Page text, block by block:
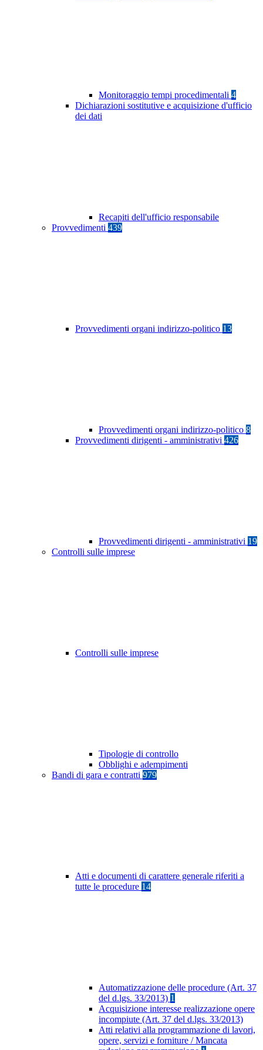
Monitoraggio tempi procedimentali 4
Dichiarazioni sostitutive e acquisizione d'ufficio
dei dati
Recapiti dell'ufficio responsabile
Provvedimenti 439
Provvedimenti organi indirizzo-politico 13
Provvedimenti organi indirizzo-politico 8
Provvedimenti dirigenti - amministrativi 426
Provvedimenti dirigenti - amministrativi 19
Controlli sulle imprese
Controlli sulle imprese
Tipologie di controllo
Obblighi e adempimenti
Bandi di gara e contratti 979
Atti e documenti di carattere generale riferiti a
tutte le procedure 14
Automatizzazione delle procedure (Art. 37
del d.lgs. 33/2013) 1
Acquisizione interesse realizzazione opere
incompiute (Art. 37 del d.lgs. 33/2013)
Atti relativi alla programmazione di lavori,
opere, servizi e forniture / Mancata